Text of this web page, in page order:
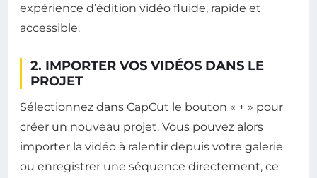
expérience d’édition vidéo fluide, rapide et
accessible.
2. IMPORTER VOS VIDÉOS DANS LE
PROJET
Sélectionnez dans CapCut le bouton « + » pour
créer un nouveau projet. Vous pouvez alors
importer la vidéo à ralentir depuis votre galerie
ou enregistrer une séquence directement, ce